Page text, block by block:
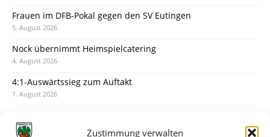
Zustimmung verwalten
Frauen im DFB-Pokal gegen den SV Eutingen
5. August 2026
Nock übernimmt Heimspielcatering
4. August 2026
4:1-Auswärtssieg zum Auftakt
1. August 2026
31. Juli 2026